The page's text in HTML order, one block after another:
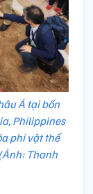
Á tại bốn
Philippines
phi vật thể
Thanh